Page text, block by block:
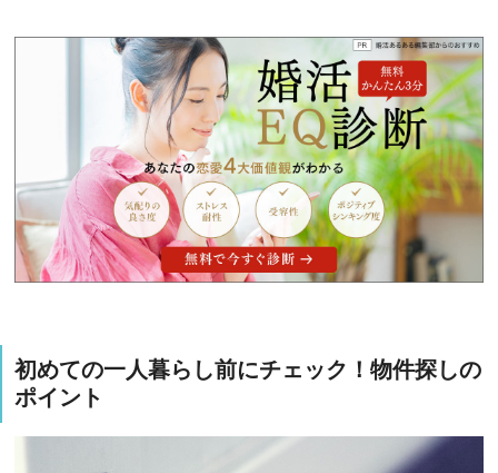
初めての一人暮らし前にチェック！物件探しの
ポイント